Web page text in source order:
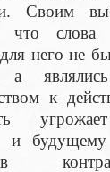
Своим
что
для него не
а
к
и